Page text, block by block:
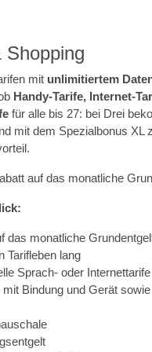
Shopping
mit unlimitiertem
Handy-Tarife, Internet-
für alle bis 27: bei Drei
mit dem Spezialbonus XL
auf das monatliche
das monatliche
Tarifleben lang
Sprach- oder Internettarife
mit Bindung und Gerät